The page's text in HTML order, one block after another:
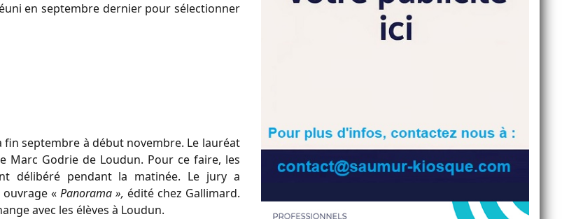
en septembre dernier pour sélectionner
fin septembre à début novembre. Le lauréat
Marc Godrie de Loudun. Pour ce faire, les
délibéré pendant la matinée. Le jury a
ouvrage «Panorama », édité chez Gallimard.
avec les élèves à Loudun.